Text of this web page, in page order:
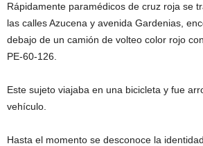
Rápidamente paramédicos de cruz roja se
las calles Azucena y avenida Gardenias,
debajo de un camión de volteo color rojo
PE-60-126.
Este sujeto viajaba en una bicicleta y fue
vehículo.
Hasta el momento se desconoce la